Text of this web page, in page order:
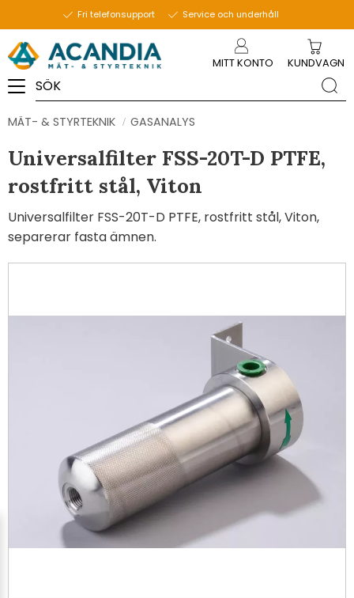
Fri telefonsupport Service och underhåll
MITT KONTO KUNDVAGN
MÄT- & STYRTEKNIK GASANALYS
Universalfilter FSS-20T-D PTFE,
rostfritt stål, Viton
Universalfilter FSS-20T-D PTFE, rostfritt stål, Viton,
separerar fasta ämnen.